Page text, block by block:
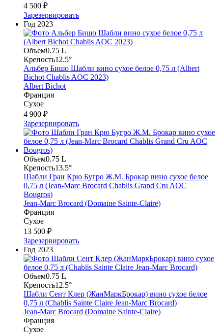
4 500 ₽
Зарезервировать
Год 2023
Объем0.75 L
Крепость12.5°
Альбер Бишо Шабли вино сухое белое 0,75 л (Albert
Bichot Chablis AOC 2023)
Albert Bichot
Франция
Сухое
4 900 ₽
Зарезервировать
Объем0.75 L
Крепость13.5°
Шабли Гран Крю Бугро Ж.М. Брокар вино сухое белое
0,75 л (Jean-Marc Brocard Chablis Grand Cru AOC
Bougros)
Jean-Marc Brocard (Domaine Sainte-Claire)
Франция
Сухое
13 500 ₽
Зарезервировать
Год 2023
Объем0.75 L
Крепость12.5°
Шабли Сент Клер (ЖанМаркБрокар) вино сухое белое
0,75 л (Chablis Sainte Claire Jean-Marc Brocard)
Jean-Marc Brocard (Domaine Sainte-Claire)
Франция
Сухое